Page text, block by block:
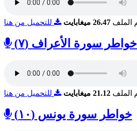
الملف 26.47 ميغابايت للتحميل من هنا
خواطر سورة الأعراف (٧)
الملف 21.12 ميغابايت للتحميل من هنا
خواطر سورة يونس (١٠)